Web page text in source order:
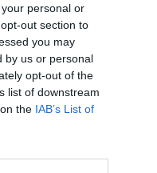
personal or
out section to
you may
by us or personal
opt-out of the
list of downstream
the IAB’s List of
6 (Foto: Trond Gjerde).